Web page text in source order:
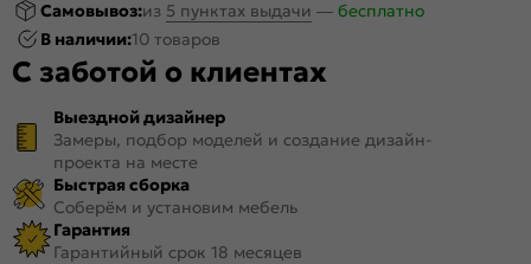
Самовывоз:из 5 пунктах выдачи — бесплатно
В наличии:10 товаров
С заботой о клиентах
Выездной дизайнер
Замеры, подбор моделей и создание дизайн-
проекта на месте
Быстрая сборка
Соберём и установим мебель
Гарантия
Гарантийный срок 18 месяцев